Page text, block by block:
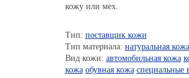
кожу или мех.
Тип: поставщик кожи
Тип материала: натуральная кожа
Вид кожи: автомобильная кожа
кожа обувная кожа специальные